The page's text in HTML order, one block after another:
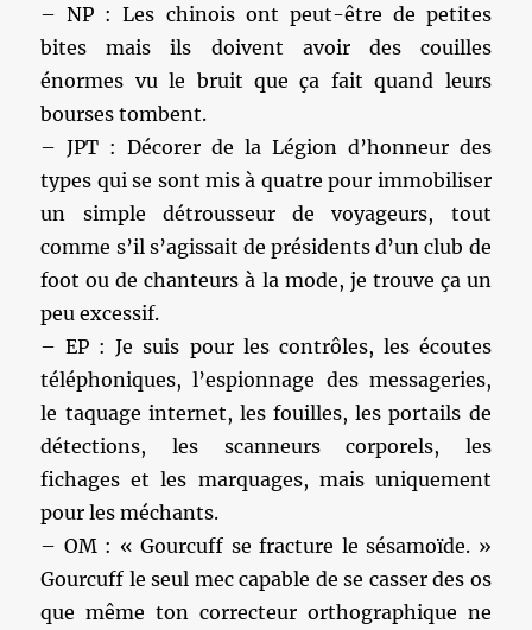
– NP : Les chinois ont peut-être de petites
bites mais ils doivent avoir des couilles
énormes vu le bruit que ça fait quand leurs
bourses tombent.
– JPT : Décorer de la Légion d’honneur des
types qui se sont mis à quatre pour immobiliser
un simple détrousseur de voyageurs, tout
comme s’il s’agissait de présidents d’un club de
foot ou de chanteurs à la mode, je trouve ça un
peu excessif.
– EP : Je suis pour les contrôles, les écoutes
téléphoniques, l’espionnage des messageries,
le taquage internet, les fouilles, les portails de
détections, les scanneurs corporels, les
fichages et les marquages, mais uniquement
pour les méchants.
– OM : « Gourcuff se fracture le sésamoïde. »
Gourcuff le seul mec capable de se casser des os
que même ton correcteur orthographique ne